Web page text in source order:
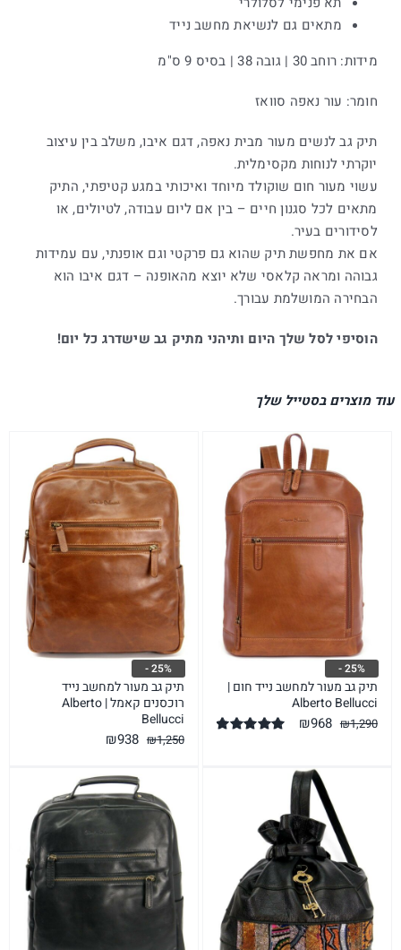
מתאים גם לנשיאת מחשב נייד
מידות: רוחב 30 | גובה 38 | בסיס 9 ס"מ
חומר: עור נאפה סוואז
תיק גב לנשים מעור מבית נאפה, דגם איבו, משלב בין עיצוב
יוקרתי לנוחות מקסימלית.
עשוי מעור חום שוקולד מיוחד ואיכותי במגע קטיפתי, התיק
מתאים לכל סגנון חיים – בין אם ליום עבודה, לטיולים, או
לסידורים בעיר.
אם את מחפשת תיק שהוא גם פרקטי וגם אופנתי, עם עמידות
גבוהה ומראה קלאסי שלא יוצא מהאופנה – דגם איבו הוא
הבחירה המושלמת עבורך.
הוסיפי לסל שלך היום ותיהני מתיק גב שישדרג כל יום!
עוד מוצרים בסטייל שלך
תיק גב מעור למחשב נייד חום |
Alberto Bellucci
₪1,290
המחיר
היה:
₪1,290.
₪968
המחיר
הוא:
₪968.
25% -
תיק גב מעור למחשב נייד
רוכסנים קאמל | Alberto
Bellucci
₪1,250
המחיר
היה:
₪1,250.
₪938
הוא:
₪938.
25% -